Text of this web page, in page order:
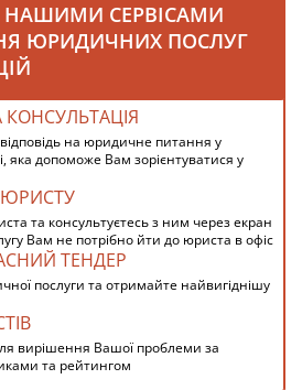
НАШИМИ СЕРВІСАМИ
ЮРИДИЧНИХ ПОСЛУГ
на юридичне питання у
допоможе Вам зорієнтуватися у
ЮРИСТУ
та консультуєтесь з ним через екран
Вам не потрібно йти до юриста в офіс
ТЕНДЕР
послуги та отримайте найвигіднішу
вирішення Вашої проблеми за
та рейтингом